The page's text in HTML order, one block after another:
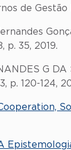
de Gestão
p. 35, 2019.
G DA
p. 120-124,